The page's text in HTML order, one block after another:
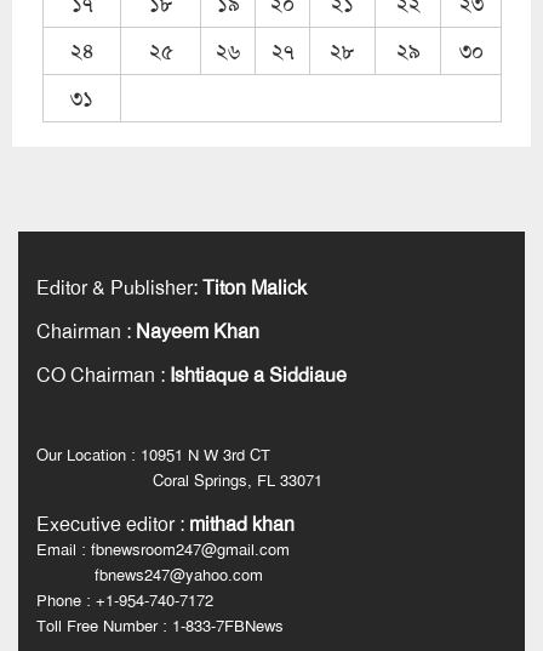
২৪
২৫ ২৬ ২৭ ২৮ ২৯
৩০
৩১
Editor & Publisher:Titon Malick
Chairman : Nayeem Khan
CO Chairman : Ishtiaque a Siddiaue
Our Location : 10951 N W 3rd CT
Coral Springs, FL 33071
Executive editor: mithad khan
Email : fbnewsroom247@gmail.com
fbnews247@yahoo.com
Phone : +1-954-740-7172
Toll Free Number : 1-833-7FBNews